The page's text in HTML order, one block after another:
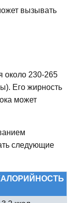
вызывать
около 230-265
Его жирность
может
следующие